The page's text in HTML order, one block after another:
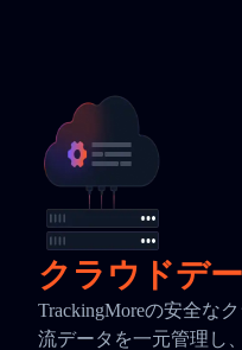
クラウドデ
TrackingMoreの安全な
流データを一元管理し